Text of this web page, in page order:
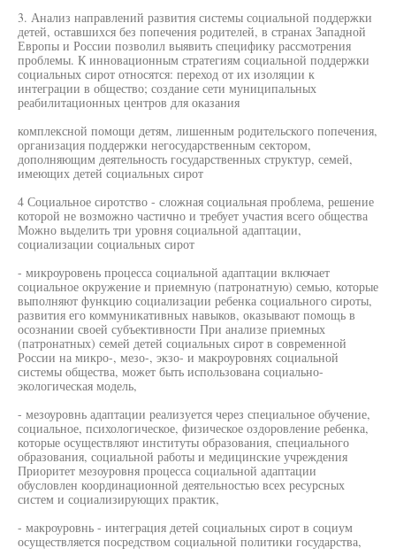
3. Анализ направлений развития системы социальной поддержки
детей, оставшихся без попечения родителей, в странах Западной
Европы и России позволил выявить специфику рассмотрения
проблемы. К инновационным стратегиям социальной поддержки
социальных сирот относятся: переход от их изоляции к
интеграции в общество; создание сети муниципальных
реабилитационных центров для оказания
комплексной помощи детям, лишенным родительского попечения,
организация поддержки негосударственным сектором,
дополняющим деятельность государственных структур, семей,
имеющих детей социальных сирот
4 Социальное сиротство - сложная социальная проблема, решение
которой не возможно частично и требует участия всего общества
Можно выделить три уровня социальной адаптации,
социализации социальных сирот
- микроуровень процесса социальной адаптации включает
социальное окружение и приемную (патронатную) семью, которые
выполняют функцию социализации ребенка социального сироты,
развития его коммуникативных навыков, оказывают помощь в
осознании своей субъективности При анализе приемных
(патронатных) семей детей социальных сирот в современной
России на микро-, мезо-, экзо- и макроуровнях социальной
системы общества, может быть использована социально-
экологическая модель,
- мезоуровнь адаптации реализуется через специальное обучение,
социальное, психологическое, физическое оздоровление ребенка,
которые осуществляют институты образования, специального
образования, социальной работы и медицинские учреждения
Приоритет мезоуровня процесса социальной адаптации
обусловлен координационной деятельностью всех ресурсных
систем и социализирующих практик,
- макроуровнь - интеграция детей социальных сирот в социум
осуществляется посредством социальной политики государства,